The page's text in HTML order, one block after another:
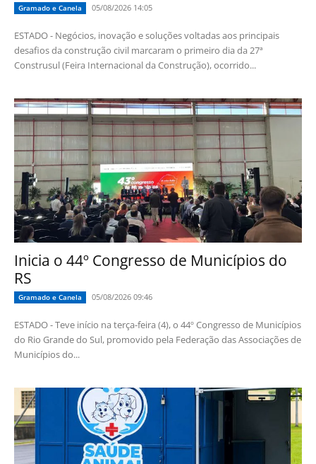
Gramado e Canela 05/08/2026 14:05
ESTADO - Negócios, inovação e soluções voltadas aos principais
desafios da construção civil marcaram o primeiro dia da 27ª
Construsul (Feira Internacional da Construção), ocorrido...
Inicia o 44º Congresso de Municípios do
RS
Gramado e Canela 05/08/2026 09:46
ESTADO - Teve início na terça-feira (4), o 44º Congresso de Municípios
do Rio Grande do Sul, promovido pela Federação das Associações de
Municípios do...